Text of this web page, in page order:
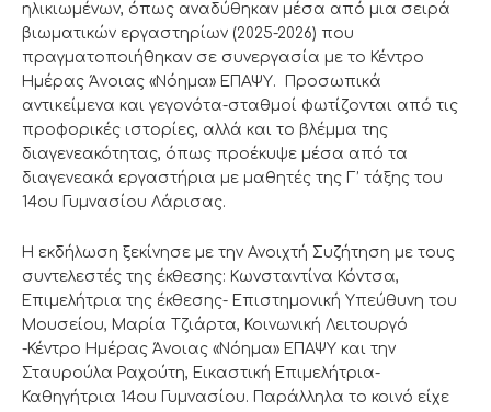
ηλικιωμένων, όπως αναδύθηκαν μέσα από μια σειρά
βιωματικών εργαστηρίων (2025-2026) που
πραγματοποιήθηκαν σε συνεργασία με το Κέντρο
Ημέρας Άνοιας «Νόημα» ΕΠΑΨΥ. Προσωπικά
αντικείμενα και γεγονότα-σταθμοί φωτίζονται από τις
προφορικές ιστορίες, αλλά και το βλέμμα της
διαγενεακότητας, όπως προέκυψε μέσα από τα
διαγενεακά εργαστήρια με μαθητές της Γ’ τάξης του
14ου Γυμνασίου Λάρισας.
Η εκδήλωση ξεκίνησε με την Ανοιχτή Συζήτηση με τους
συντελεστές της έκθεσης: Κωνσταντίνα Κόντσα,
Επιμελήτρια της έκθεσης- Επιστημονική Υπεύθυνη του
Μουσείου, Μαρία Τζιάρτα, Κοινωνική Λειτουργό
-Κέντρο Ημέρας Άνοιας «Νόημα» ΕΠΑΨΥ και την
Σταυρούλα Ραχούτη, Εικαστική Επιμελήτρια-
Καθηγήτρια 14ου Γυμνασίου. Παράλληλα το κοινό είχε